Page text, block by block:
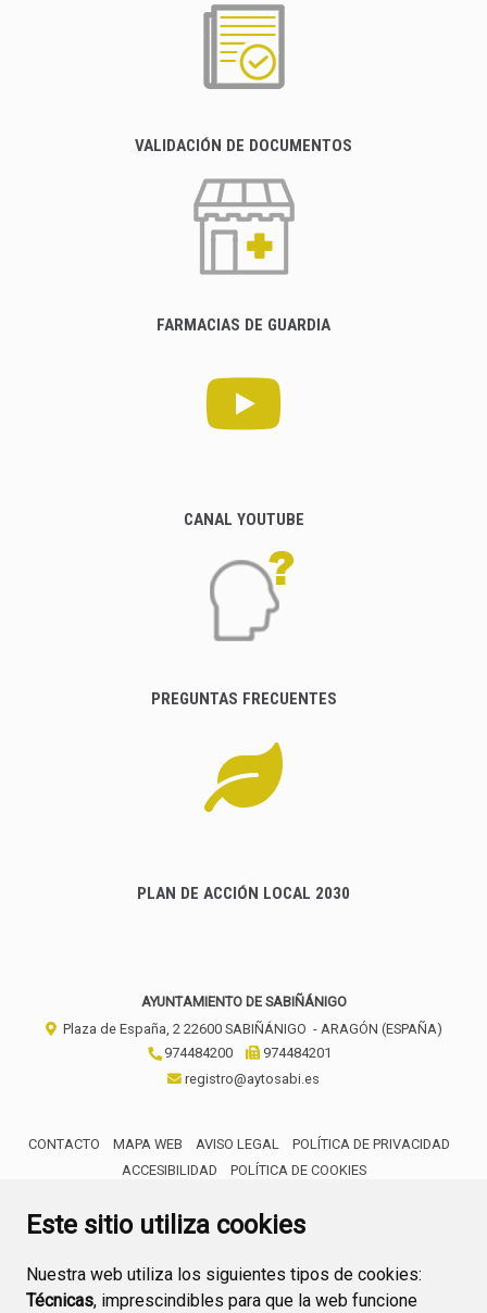
Este sitio utiliza cookies
Nuestra web utiliza los siguientes tipos de cookies:
Técnicas, imprescindibles para que la web funcione
VALIDACIÓN DE DOCUMENTOS
FARMACIAS DE GUARDIA
CANAL YOUTUBE
PREGUNTAS FRECUENTES
PLAN DE ACCIÓN LOCAL 2030
AYUNTAMIENTO DE SABIÑÁNIGO
Plaza de España, 2 22600 SABIÑÁNIGO - ARAGÓN (ESPAÑA)
974484200
974484201
registro@aytosabi.es
CONTACTO MAPA WEB AVISO LEGAL
POLÍTICA DE PRIVACIDAD
ACCESIBILIDAD
POLÍTICA DE COOKIES